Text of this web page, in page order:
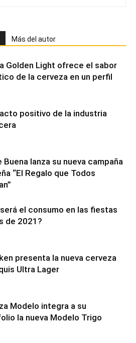
Más del autor
Golden Light ofrece el sabor
de la cerveza en un perfil
positivo de la industria
Buena lanza su nueva campaña
“El Regalo que Todos
el consumo en las fiestas
de 2021?
presenta la nueva cerveza
Ultra Lager
Modelo integra a su
la nueva Modelo Trigo